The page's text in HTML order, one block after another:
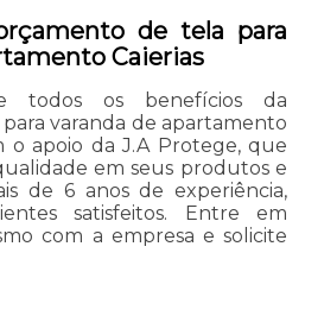
de tela para
Caierias
todos os benefícios da
varanda de apartamento
o apoio da J.A Protege, que
em seus produtos e
de 6 anos de experiência,
satisfeitos. Entre em
com a empresa e solicite